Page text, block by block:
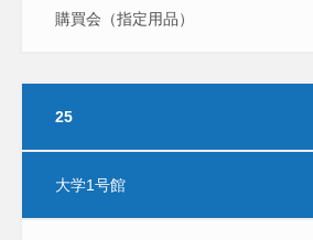
購買会（指定用品）
25
大学1号館